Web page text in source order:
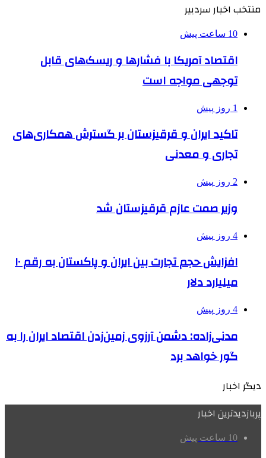
منتخب اخبار سردبیر
10 ساعت پیش
اقتصاد آمریکا با فشارها و ریسک‌های قابل
توجهی مواجه است
1 روز پیش
تاکید ایران و قرقیزستان بر گسترش همکاری‌های
تجاری و معدنی
2 روز پیش
وزیر صمت عازم قرقیزستان شد
4 روز پیش
افزایش حجم تجارت بین ایران و پاکستان به رقم ۱۰
میلیارد دلار
4 روز پیش
مدنی‌زاده: دشمن آرزوی زمین‌زدن اقتصاد ایران را به
گور خواهد برد
دیگر اخبار
پربازدیدترین اخبار
10 ساعت پیش